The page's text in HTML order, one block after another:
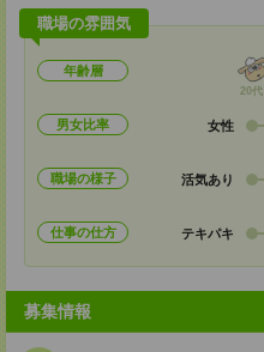
職場の雰囲気
年齢層
20代
男女比率 女性
職場の様子 活気あり
仕事の仕方 テキパキ
募集情報